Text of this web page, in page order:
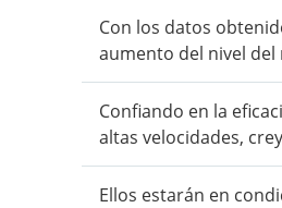
Con los datos
aumento del nivel del
Confiando en la
altas velocidades,
Ellos estarán en